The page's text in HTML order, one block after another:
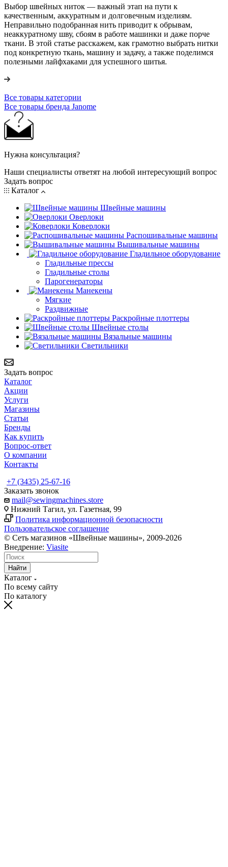
Выбор швейных ниток — важный этап на пути к
качественным, аккуратным и долговечным изделиям.
Неправильно подобранная нить приводит к обрывам,
неаккуратному шву, сбоям в работе машинки и даже порче
ткани. В этой статье расскажем, как грамотно выбрать нитки
под конкретную ткань, машину и задачу, а также поделимся
полезными лайфхаками для успешного шитья.
Все товары категории
Все товары бренда Janome
Нужна консультация?
Наши специалисты ответят на любой интересующий вопрос
Задать вопрос
Каталог
Швейные машины
Оверлоки
Коверлоки
Распошивальные машины
Вышивальные машины
Гладильное оборудование
Гладильные прессы
Гладильные столы
Парогенераторы
Манекены
Мягкие
Раздвижные
Раскройные плоттеры
Швейные столы
Вязальные машины
Светильники
Задать вопрос
Каталог
Акции
Услуги
Магазины
Статьи
Бренды
Как купить
Вопрос-ответ
О компании
Контакты
+7 (3435) 25-67-16
Заказать звонок
mail@sewingmachines.store
Нижний Тагил, ул. Газетная, 99
Политика информационной безопасности
Пользовательское соглашение
© Сеть магазинов «Швейные машины», 2009-2026
Внедрение: Viasite
Найти
Каталог
По всему сайту
По каталогу